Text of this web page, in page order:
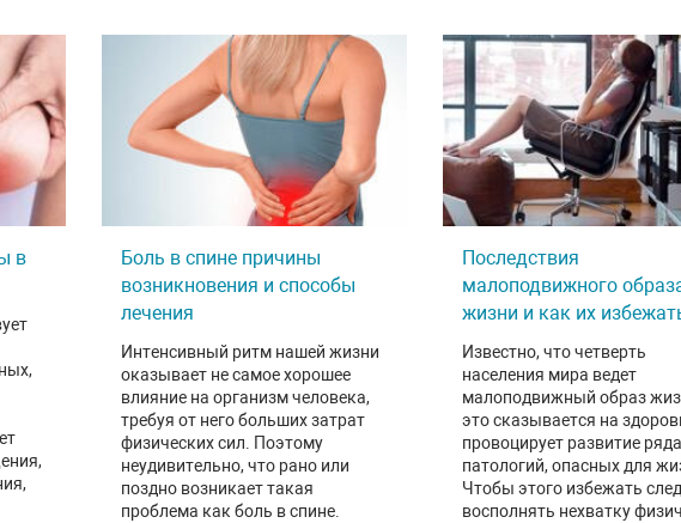
в
Боль в спине причины
возникновения и способы
лечения
Интенсивный ритм нашей жизни
оказывает не самое хорошее
влияние на организм человека,
требуя от него больших затрат
физических сил. Поэтому
неудивительно, что рано или
поздно возникает такая
проблема как боль в спине.
Последствия
малоподвижного
жизни и как их
Известно, что четверть
населения мира ведет
малоподвижный образ
это сказывается на
провоцирует развитие ряда
патологий, опасных для
Чтобы этого избежать
восполнять нехватку